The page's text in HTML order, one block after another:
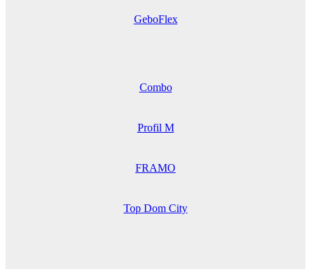
GeboFlex
Combo
Profil M
FRAMO
Top Dom City